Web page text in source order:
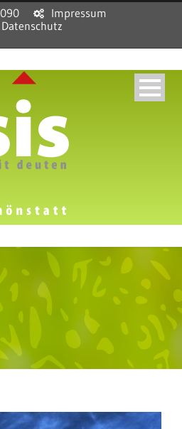
Impressum
Datenschutz